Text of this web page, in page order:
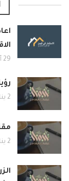
29 أبريل 2022
2 يناير 2021
2 يناير 2021